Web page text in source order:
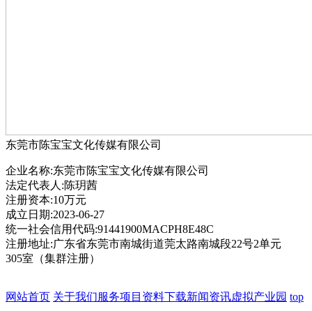
东莞市陈宝宝文化传媒有限公司
企业名称:东莞市陈宝宝文化传媒有限公司
法定代表人:陈玥茜
注册资本:10万元
成立日期:2023-06-27
统一社会信用代码:91441900MACPH8E48C
注册地址:广东省东莞市南城街道莞太路南城段22号2单元
305室（集群注册）
网站首页 关于我们服务项目 资料下载新闻资讯虚拟产业园 top